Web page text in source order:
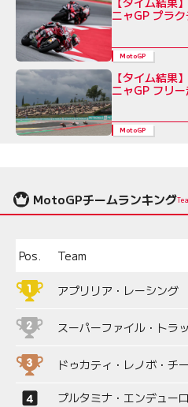
ニャGP プラ
MotoGP
【タイム結
ニャGP フリ
MotoGP
MotoGPチームランキング
Pos. Team
アプリリア・レーシング
スーパーファイル・トラ
ドゥカティ・レノボ・チ
プルタミナ・エンデュー